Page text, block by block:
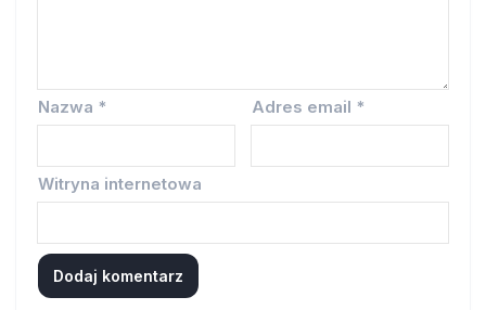
Nazwa * Adres email *
Witryna internetowa